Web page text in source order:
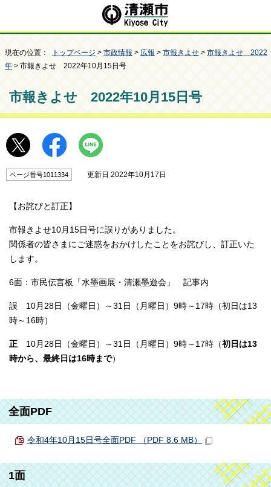
現在の位置： トップページ > 市政情報 > 広報 > 市報きよせ > 市報きよせ 2022
年 > 市報きよせ 2022年10月15日号
市報きよせ 2022年10月15日号
ページ番号1011334 更新日 2022年10月17日
【お詫びと訂正】
市報きよせ10月15日号に誤りがありました。
関係者の皆さまにご迷惑をおかけしたことをお詫びし、訂正いた
します。
6面：市民伝言板「水墨画展・清瀬墨遊会」 記事内
誤 10月28日（金曜日）～31日（月曜日）9時～17時（初日は13
時～16時）
正 10月28日（金曜日）～31日（月曜日）9時～17時（初日は13
時から、最終日は16時まで）
全面PDF
令和4年10月15日号全面PDF （PDF 8.6 MB）
1面